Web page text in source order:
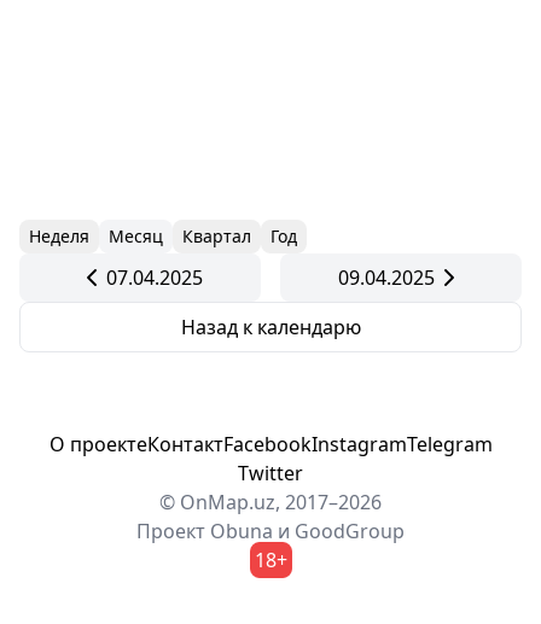
Неделя Месяц Квартал Год
07.04.2025
09.04.2025
Назад к календарю
О проектеКонтактFacebookInstagramTelegram
Twitter
© OnMap.uz, 2017–2026
Проект Obuna и GoodGroup
18+